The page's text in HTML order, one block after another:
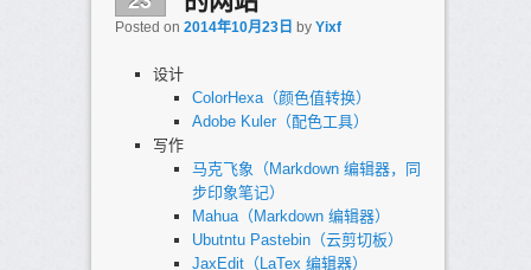
Posted on 2014年10月23日 by Yixf
设计
ColorHexa（颜色值转换）
Adobe Kuler（配色工具）
写作
马克飞象（Markdown 编辑器，同
步印象笔记）
Mahua（Markdown 编辑器）
Ubutntu Pastebin（云剪切板）
JaxEdit（LaTex 编辑器）